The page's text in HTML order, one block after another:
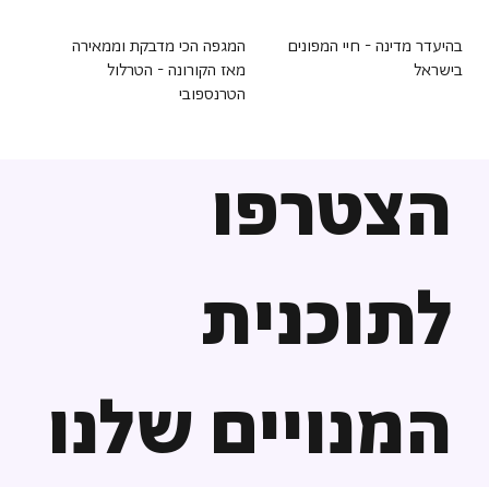
הצטרפו
לתוכנית
המנויים שלנו
בהיעדר מדינה - חיי המפונים
בישראל
המגפה הכי מדבקת וממאירה
מאז הקורונה - הטרלול
הטרנספובי